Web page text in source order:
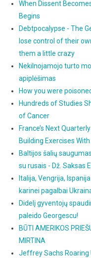
When Dissent
Begins
Debtpocalypse - The
lose control of their
them a little crazy
Nekilnojamojo turto
apiplėšimas
How you were
Hundreds of Studies
of Cancer
France’s Next
Building Exercises
Baltijos šalių
su rusais - Dž. Saksas
Italija, Vengrija,
karinei pagalbai
Didelį gyventojų
paleido Georgescu!
BŪTI AMERIKOS
MIRTINA
Jeffrey Sachs Roaring